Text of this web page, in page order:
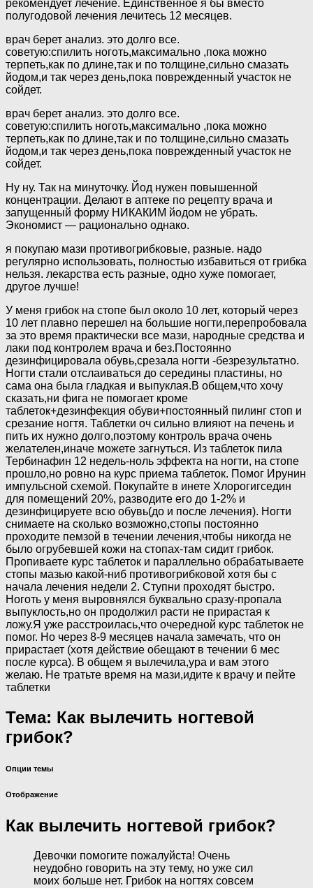
рекомендует лечение. Единственное я бы вместо
полугодовой лечения лечитесь 12 месяцев.
врач берет анализ. это долго все.
советую:спилить ноготь,максимально ,пока можно
терпеть,как по длине,так и по толщине,сильно смазать
йодом,и так через день,пока поврежденный участок не
сойдет.
врач берет анализ. это долго все.
советую:спилить ноготь,максимально ,пока можно
терпеть,как по длине,так и по толщине,сильно смазать
йодом,и так через день,пока поврежденный участок не
сойдет.
Ну ну. Так на минуточку. Йод нужен повышенной
концентрации. Делают в аптеке по рецепту врача и
запущенный форму НИКАКИМ йодом не убрать.
Экономист — рационально однако.
я покупаю мази противогрибковые, разные. надо
регулярно использовать, полностью избавиться от грибка
нельзя. лекарства есть разные, одно хуже помогает,
другое лучше!
У меня грибок на стопе был около 10 лет, который через
10 лет плавно перешел на большие ногти,перепробовала
за это время практически все мази, народные средства и
лаки под контролем врача и без.Постоянно
дезинфицировала обувь,срезала ногти -безрезультатно.
Ногти стали отслаиваться до середины пластины, но
сама она была гладкая и выпуклая.В общем,что хочу
сказать,ни фига не помогает кроме
таблеток+дезинфекция обуви+постоянный пилинг стоп и
срезание ногтя. Таблетки оч сильно влияют на печень и
пить их нужно долго,поэтому контроль врача очень
желателен,иначе можете загнуться. Из таблеток пила
Тербинафин 12 недель-ноль эффекта на ногти, на стопе
прошло,но ровно на курс приема таблеток. Помог Ирунин
импульсной схемой. Покупайте в инете Хлорогигседин
для помещений 20%, разводите его до 1-2% и
дезинфицируете всю обувь(до и после лечения). Ногти
снимаете на сколько возможно,стопы постоянно
проходите пемзой в течении лечения,чтобы никогда не
было огрубевшей кожи на стопах-там сидит грибок.
Пропиваете курс таблеток и параллельно обрабатываете
стопы мазью какой-ниб противогрибковой хотя бы с
начала лечения недели 2. Ступни проходят быстро.
Ноготь у меня выровнялся буквально сразу-пропала
выпуклость,но он продолжил расти не прирастая к
ложу.Я уже расстроилась,что очередной курс таблеток не
помог. Но через 8-9 месяцев начала замечать, что он
прирастает (хотя действие обещают в течении 6 мес
после курса). В общем я вылечила,ура и вам этого
желаю. Не тратьте время на мази,идите к врачу и пейте
таблетки
Тема: Как вылечить ногтевой
грибок?
Опции темы
Отображение
Как вылечить ногтевой грибок?
Девочки помогите пожалуйста! Очень
неудобно говорить на эту тему, но уже сил
моих больше нет. Грибок на ногтях совсем